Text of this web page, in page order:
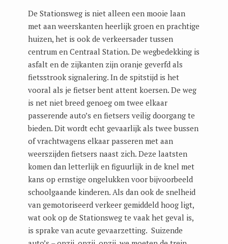
De Stationsweg is niet alleen een mooie laan
met aan weerskanten heerlijk groen en prachtige
huizen, het is ook de verkeersader tussen
centrum en Centraal Station. De wegbedekking is
asfalt en de zijkanten zijn oranje geverfd als
fietsstrook signalering. In de spitstijd is het
vooral als je fietser bent attent koersen. De weg
is net niet breed genoeg om twee elkaar
passerende auto’s en fietsers veilig doorgang te
bieden. Dit wordt echt gevaarlijk als twee bussen
of vrachtwagens elkaar passeren met aan
weerszijden fietsers naast zich. Deze laatsten
komen dan letterlijk en figuurlijk in de knel met
kans op ernstige ongelukken voor bijvoorbeeld
schoolgaande kinderen. Als dan ook de snelheid
van gemotoriseerd verkeer gemiddeld hoog ligt,
wat ook op de Stationsweg te vaak het geval is,
is sprake van acute gevaarzetting. Suizende